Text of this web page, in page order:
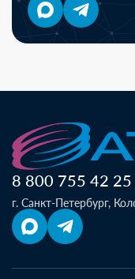
8 800 755 42 25
г. Санкт-Петербург,